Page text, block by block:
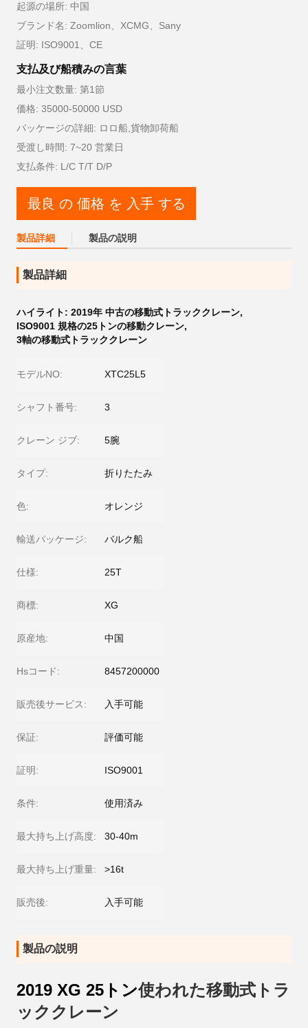
起源の場所: 中国
ブランド名: Zoomlion、XCMG、Sany
証明: ISO9001、CE
支払及び船積みの言葉
最小注文数量: 第1節
価格: 35000-50000 USD
パッケージの詳細: ロロ船,貨物卸荷船
受渡し時間: 7~20 営業日
支払条件: L/C T/T D/P
最良 の 価格 を 入手 する
製品詳細 製品の説明
製品詳細
ハイライト: 2019年 中古の移動式トラッククレーン,
ISO9001 規格の25トンの移動クレーン,
3軸の移動式トラッククレーン
モデルNO: XTC25L5
シャフト番号: 3
クレーン ジブ: 5腕
タイプ: 折りたたみ
色: オレンジ
輸送パッケージ: バルク船
仕様: 25T
商標: XG
原産地: 中国
Hsコード: 8457200000
販売後サービス: 入手可能
保証: 評価可能
証明: ISO9001
条件: 使用済み
最大持ち上げ高度: 30-40m
最大持ち上げ重量: >16t
販売後: 入手可能
製品の説明
2019 XG 25トン使われた移動式トラ
ッククレーン